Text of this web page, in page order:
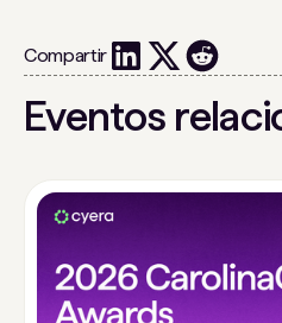
Compartir
Eventos